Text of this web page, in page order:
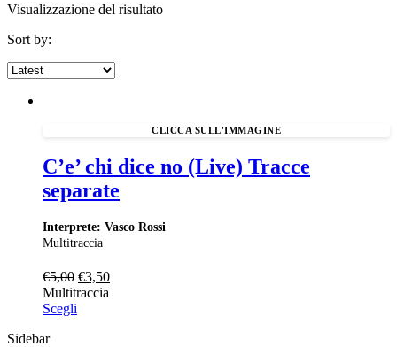
Visualizzazione del risultato
Sort by:
C’e’ chi dice no (Live) Tracce
separate
Interprete: Vasco Rossi
Multitraccia
€5,00 Il
prezzo
€3,50Il
Multitraccia
Scegli
Sidebar